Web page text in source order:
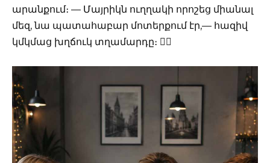
արանքում։ — Մայրիկն ուղղակի որոշեց միանալ
մեզ, նա պատահաբար մոտերքում էր,— հազիվ
կմկմաց խղճուկ տղամարդը։ 🤦‍♀️